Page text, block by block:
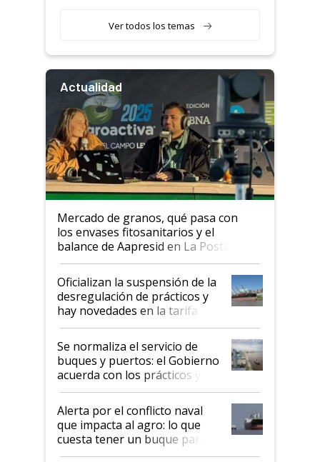
Ver todos los temas
Actualidad
Mercado de granos, qué pasa con
los envases fitosanitarios y el
balance de Aapresid en La Posta
Oficializan la suspensión de la
desregulación de prácticos y
hay novedades en la tarifa de
la hidrovía
Se normaliza el servicio de
buques y puertos: el Gobierno
acuerda con los prácticos y
suspende el decreto de
desregulación
Alerta por el conflicto naval
que impacta al agro: lo que
cuesta tener un buque parado
y el peligro de que Argentina